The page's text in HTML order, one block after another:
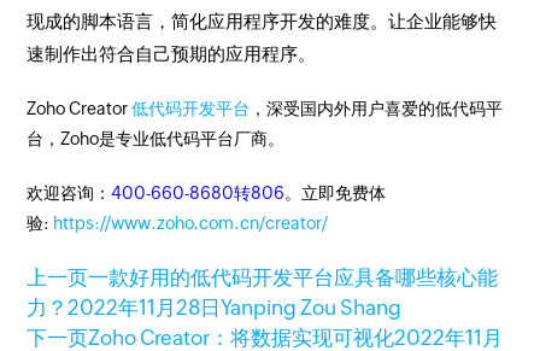
现成的脚本语言，简化应用程序开发的难度。让企业能够快
速制作出符合自己预期的应用程序。
Zoho Creator低代码开发平台 ，深受国内外用户喜爱的低代码平
台，Zoho是专业低代码平台厂商。
欢迎咨询：400-660-8680转806。立即免费体
验: https://www.zoho.com.cn/creator/
上一页一款好用的低代码开发平台应具备哪些核心能
力？2022年11月28日Yanping Zou Shang
下一页Zoho Creator：将数据实现可视化2022年11月